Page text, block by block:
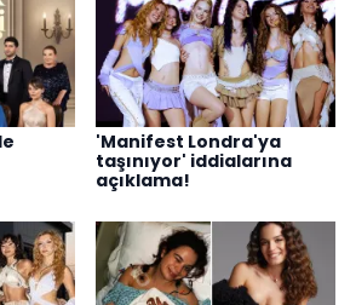
'Manifest Londra'ya
taşınıyor' iddialarına
açıklama!